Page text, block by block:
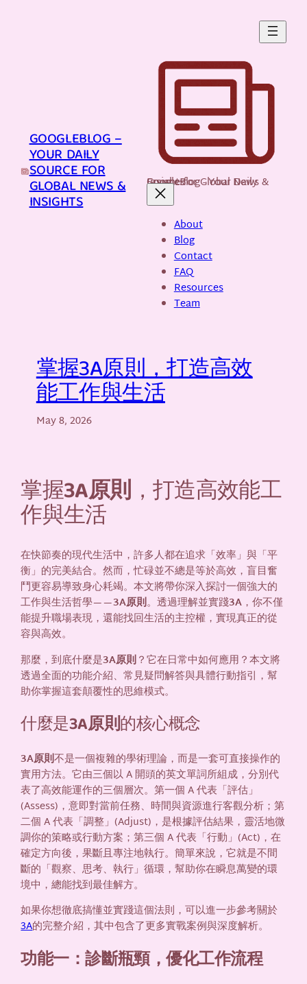
GOOGLEBLOG –
YOUR DAILY
SOURCE FOR
GLOBAL NEWS &
INSIGHTS
GoogleBlog - Your Daily Source for Global News & Insights
About
Blog
Contact
FAQ
Resources
Team
掌握3A原則，打造高效
能工作與生活
May 8, 2026
掌握3A原則 ，打造高效能工
作與生活
在快節奏的現代生活中，許多人都在追求「效率」與「平
衡」的完美結合。然而，忙碌並不總是等於高效，盲目奮
鬥更容易導致身心耗竭。本文將帶你深入探討一個強大的
工作與生活哲學——3A原則。透過理解並實踐3A ，你不僅
能提升職場表現，還能找回生活的主控權，實現真正的從
容與高效。
那麼，到底什麼是3A原則？它在日常中如何應用？本文將
透過全面的功能介紹、常見疑問解答與具體行動指引，幫
助你掌握這套顛覆性的思維模式。
什麼是3A原則的核心概念
3A原則不是一個複雜的學術理論，而是一套可直接操作的
實用方法。它由三個以 A 開頭的英文單詞所組成，分別代
表了高效能運作的三個層次。第一個 A 代表「評估」
(Assess)，意即對當前任務、時間與資源進行客觀分析；第
二個 A 代表「調整」(Adjust)，是根據評估結果，靈活地微
調你的策略或行動方案；第三個 A 代表「行動」(Act)，在
確定方向後，果斷且專注地執行。簡單來說，它就是不間
斷的「觀察、思考、執行」循環，幫助你在瞬息萬變的環
境中，總能找到最佳解方。
如果你想徹底搞懂並實踐這個法則，可以進一步參考關於
3A的完整介紹，其中包含了更多實戰案例與深度解析。
功能一：診斷瓶頸，優化工作流程